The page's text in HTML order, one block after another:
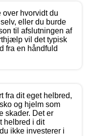
hvorvidt du
eller du burde
til afslutningen af
vil det typisk
fra en håndfuld
fra dit eget helbred,
og hjelm som
skader. Det er
helbred i dit
ikke investerer i